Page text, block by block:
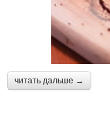
читать дальше →